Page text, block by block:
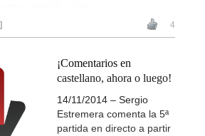
4
¡Comentarios en
castellano, ahora o luego!
14/11/2014 – Sergio
Estremera comenta la 5ª
partida en directo a partir